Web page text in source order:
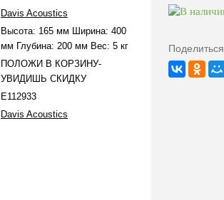
Davis Acoustics
Высота: 165 мм Ширина: 400
мм Глубина: 200 мм Вес: 5 кг
ПОЛОЖИ В КОРЗИНУ-
УВИДИШЬ СКИДКУ
E112933
Davis Acoustics
Поделиться